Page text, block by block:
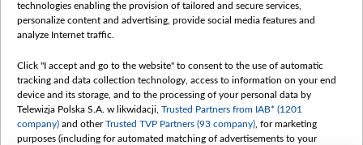
Новини
Докладно
Погляд
Цікаво
Slawa.tv
technologies enabling the provision of tailored and secure services,
personalize content and advertising, provide social media features and
analyze Internet traffic.
Click "I accept and go to the website" to consent to the use of automatic
tracking and data collection technology, access to information on your end
device and its storage, and to the processing of your personal data by
Telewizja Polska S.A. w likwidacji, Trusted Partners from IAB* (1201
company) and otherTrusted TVP Partners (93 company) , for marketing
purposes (including for automated matching of advertisements to your